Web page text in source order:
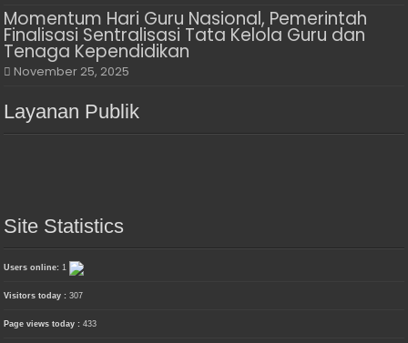
Momentum Hari Guru Nasional, Pemerintah
Finalisasi Sentralisasi Tata Kelola Guru dan
Tenaga Kependidikan
November 25, 2025
Layanan Publik
Site Statistics
Users online:1
Visitors today :307
Page views today :433